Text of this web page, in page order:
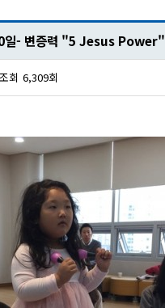
일- 변증력 "5 Jesus Power"
조회 6,309회